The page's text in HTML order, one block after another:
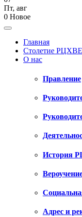
Пт, авг
0 Новое
Главная
Столетие РЦХВЕ
О нас
Правление
История
Адрес и